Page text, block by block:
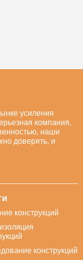
усиления
компания,
наши
доверять, и
конструкций
конструкций